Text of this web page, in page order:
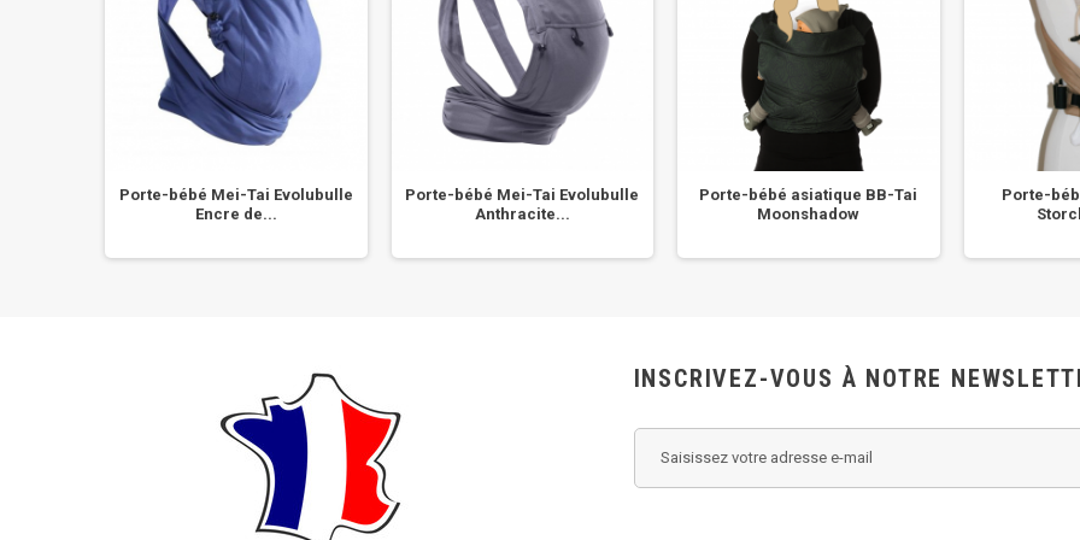
Porte-bébé Mei-Tai Evolubulle
Encre de...
Porte-bébé Mei-Tai Evolubulle
Anthracite...
Porte-bébé asiatique BB-Tai
Moonshadow
Porte-
INSCRIVEZ-VOUS À NOTRE